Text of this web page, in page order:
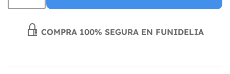
COMPRA 100% SEGURA EN FUNIDELIA